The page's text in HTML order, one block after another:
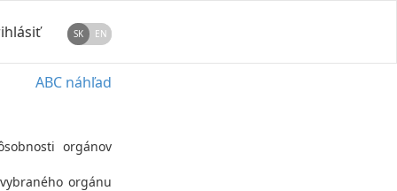
SK EN
ABC náhľad
orgánov
orgánu